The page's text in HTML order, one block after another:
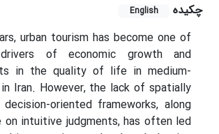
چکیده
English
urban tourism has become one of
of economic growth and
in the quality of life in medium-
Iran. However, the lack of spatially
oriented frameworks, along
on intuitive judgments, has often led